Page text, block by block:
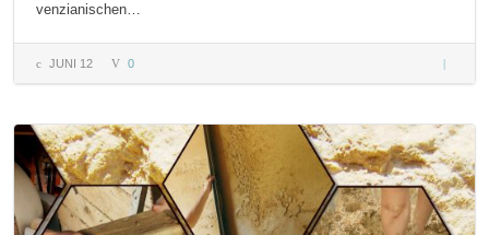
venzianischen…
JUNI 12 0
– Video